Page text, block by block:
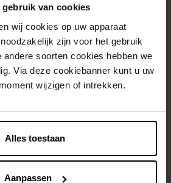
gebruik van cookies
wij cookies op uw apparaat
zijn voor het gebruik
andere soorten cookies hebben we
Via deze cookiebanner kunt u uw
wijzigen of intrekken.
Alles toestaan
Aanpassen
iets vergeten ?